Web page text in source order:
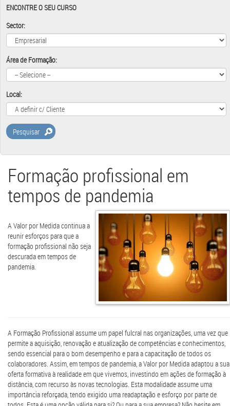
ENCONTRE O SEU CURSO
Sector:
Área de Formação:
Local:
Pesquisar
Formação profissional em
tempos de pandemia
A Valor por Medida continua a
reunir esforços para que a
formação profissional não seja
descurada em tempos de
pandemia.
A Formação Profissional assume um papel fulcral nas organizações, uma vez que
permite a aquisição, renovação e atualização de competências e conhecimentos,
sendo essencial para o bom desempenho e para a capacitação de todos os
colaboradores. Assim, em tempos de pandemia, a Valor por Medida adaptou a sua
oferta formativa à realidade em que vivemos, investindo em ações de formação à
distância, com recurso às novas tecnologias. Esta modalidade assume uma
importância reforçada, tendo exigido uma readaptação e esforço por parte de